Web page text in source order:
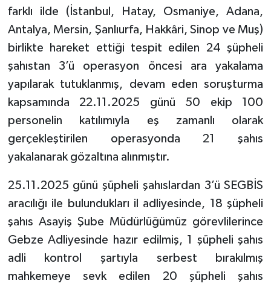
farklı ilde (İstanbul, Hatay, Osmaniye, Adana,
Antalya, Mersin, Şanlıurfa, Hakkâri, Sinop ve Muş)
birlikte hareket ettiği tespit edilen 24 şüpheli
şahıstan 3’ü operasyon öncesi ara yakalama
yapılarak tutuklanmış, devam eden soruşturma
kapsamında 22.11.2025 günü 50 ekip 100
personelin katılımıyla eş zamanlı olarak
gerçekleştirilen operasyonda 21 şahıs
yakalanarak gözaltına alınmıştır.
25.11.2025 günü şüpheli şahıslardan 3’ü SEGBİS
aracılığı ile bulundukları il adliyesinde, 18 şüpheli
şahıs Asayiş Şube Müdürlüğümüz görevlilerince
Gebze Adliyesinde hazır edilmiş, 1 şüpheli şahıs
adli kontrol şartıyla serbest bırakılmış
mahkemeye sevk edilen 20 şüpheli şahıs